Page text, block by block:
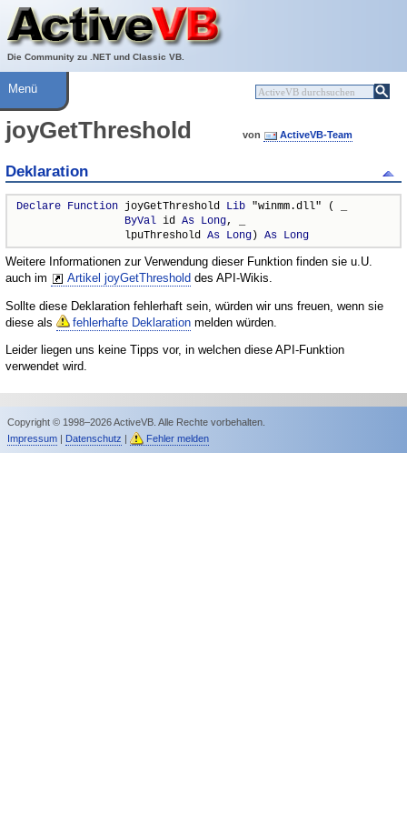
Die Community zu .NET und Classic VB.
Über ActiveVB
Hilfe
Menü
joyGetThreshold von ActiveVB-Team
Deklaration
Declare Function joyGetThreshold Lib "winmm.dll" ( _
ByVal id As Long, _
                 lpuThreshold
As Long) As Long
Weitere Informationen zur Verwendung dieser Funktion finden sie u.U.
auch im
Artikel joyGetThreshold des API-Wikis.
Sollte diese Deklaration fehlerhaft sein, würden wir uns freuen, wenn sie
diese als
fehlerhafte Deklaration melden würden.
Leider liegen uns keine Tipps vor, in welchen diese API-Funktion
verwendet wird.
Copyright © 1998–2026 ActiveVB. Alle Rechte vorbehalten.
Impressum| Datenschutz | Fehler melden